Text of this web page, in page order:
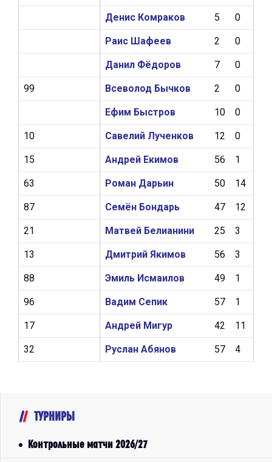
Денис Комраков 5 0
Раис Шафеев 2 0
Данил Фёдоров 7 0
Всеволод Бычков 2 0
Ефим Быстров 10 0
Савелий Лученков 12 0
Андрей Екимов 56 1
Роман Дарьин 50 14
Семён Бондарь 47 12
Матвей Белианини 25 3
Дмитрий Якимов 56 3
Эмиль Исмаилов 49 1
Вадим Сепик 57 1
Андрей Мигур 42 11
Руслан Абянов 57 4
99
10
15
63
87
21
13
88
96
17
32
ТУРНИРЫ
Контрольные матчи 2026/27